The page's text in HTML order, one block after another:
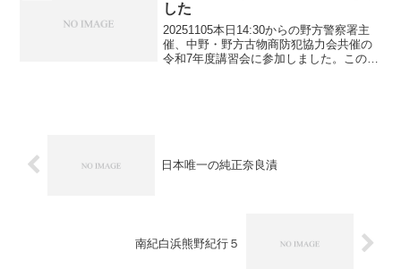
した
20251105本日14:30からの野方警察署主
催、中野・野方古物商防犯協力会共催の
令和7年度講習会に参加しました。この講
日本唯一の純正奈良漬
南紀白浜熊野紀行５